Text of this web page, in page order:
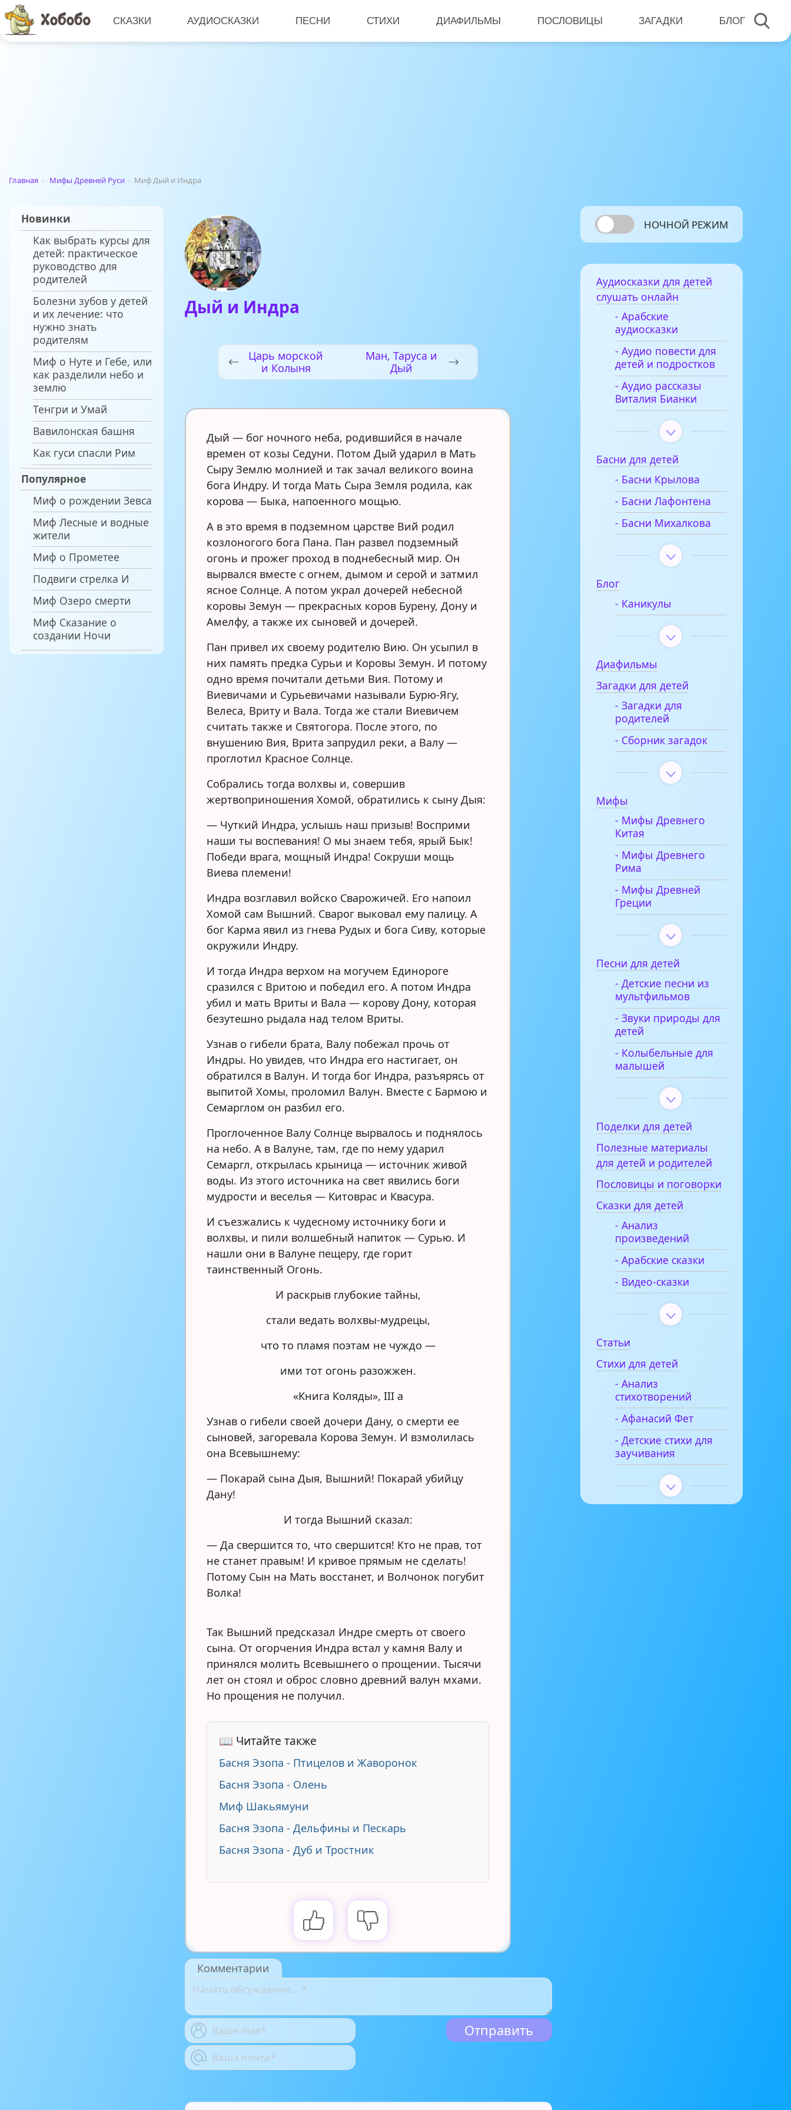
СКАЗКИ АУДИОСКАЗКИ ПЕСНИ СТИХИ ДИАФИЛЬМЫ ПОСЛОВИЦЫ ЗАГАДКИ БЛОГ
Главная › Мифы Древней Руси › Миф Дый и Индра
Новинки
Как выбрать курсы для
детей: практическое
руководство для
родителей
Болезни зубов у детей
и их лечение: что
нужно знать
родителям
Миф о Нуте и Гебе, или
как разделили небо и
землю
Тенгри и Умай
Вавилонская башня
Как гуси спасли Рим
Популярное
Миф о рождении Зевса
Миф Лесные и водные
жители
Миф о Прометее
Подвиги стрелка И
Миф Озеро смерти
Миф Сказание о
создании Ночи
Дый и Индра
Царь морской
и Колыня
Ман, Таруса и
Дый
Дый — бог ночного неба, родившийся в начале
времен от козы Седуни. Потом Дый ударил в Мать
Сыру Землю молнией и так зачал великого воина
бога Индру. И тогда Мать Сыра Земля родила, как
корова — Быка, напоенного мощью.
А в это время в подземном царстве Вий родил
козлоногого бога Пана. Пан развел подземный
огонь и прожег проход в поднебесный мир. Он
вырвался вместе с огнем, дымом и серой и затмил
ясное Солнце. А потом украл дочерей небесной
коровы Земун — прекрасных коров Бурену, Дону и
Амелфу, а также их сыновей и дочерей.
Пан привел их своему родителю Вию. Он усыпил в
них память предка Сурьи и Коровы Земун. И потому
одно время почитали детьми Вия. Потому и
Виевичами и Сурьевичами называли Бурю-Ягу,
Велеса, Вриту и Вала. Тогда же стали Виевичем
считать также и Святогора. После этого, по
внушению Вия, Врита запрудил реки, а Валу —
проглотил Красное Солнце.
Собрались тогда волхвы и, совершив
жертвоприношения Хомой, обратились к сыну Дыя:
— Чуткий Индра, услышь наш призыв! Восприми
наши ты воспевания! О мы знаем тебя, ярый Бык!
Победи врага, мощный Индра! Сокруши мощь
Виева племени!
Индра возглавил войско Сварожичей. Его напоил
Хомой сам Вышний. Сварог выковал ему палицу. А
бог Карма явил из гнева Рудых и бога Сиву, которые
окружили Индру.
И тогда Индра верхом на могучем Единороге
сразился с Вритою и победил его. А потом Индра
убил и мать Вриты и Вала — корову Дону, которая
безутешно рыдала над телом Вриты.
Узнав о гибели брата, Валу побежал прочь от
Индры. Но увидев, что Индра его настигает, он
обратился в Валун. И тогда бог Индра, разъярясь от
выпитой Хомы, проломил Валун. Вместе с Бармою и
Семарглом он разбил его.
Проглоченное Валу Солнце вырвалось и поднялось
на небо. А в Валуне, там, где по нему ударил
Семаргл, открылась крыница — источник живой
воды. Из этого источника на свет явились боги
мудрости и веселья — Китоврас и Квасура.
И съезжались к чудесному источнику боги и
волхвы, и пили волшебный напиток — Сурью. И
нашли они в Валуне пещеру, где горит
таинственный Огонь.
И раскрыв глубокие тайны,
стали ведать волхвы-мудрецы,
что то пламя поэтам не чуждо —
ими тот огонь разожжен.
«Книга Коляды», III а
Узнав о гибели своей дочери Дану, о смерти ее
сыновей, загоревала Корова Земун. И взмолилась
она Всевышнему:
— Покарай сына Дыя, Вышний! Покарай убийцу
Дану!
И тогда Вышний сказал:
— Да свершится то, что свершится! Кто не прав, тот
не станет правым! И кривое прямым не сделать!
Потому Сын на Мать восстанет, и Волчонок погубит
Волка!
Так Вышний предсказал Индре смерть от своего
сына. От огорчения Индра встал у камня Валу и
принялся молить Всевышнего о прощении. Тысячи
лет он стоял и оброс словно древний валун мхами.
Но прощения не получил.
📖 Читайте также
Басня Эзопа - Птицелов и Жаворонок
Басня Эзопа - Олень
Миф Шакьямуни
Басня Эзопа - Дельфины и Пескарь
Басня Эзопа - Дуб и Тростник
Комментарии
НОЧНОЙ РЕЖИМ
Аудиосказки для детей
слушать онлайн
- Арабские
аудиосказки
- Аудио повести для
детей и подростков
- Аудио рассказы
Виталия Бианки
Басни для детей
- Басни Крылова
- Басни Лафонтена
- Басни Михалкова
Блог
- Каникулы
Диафильмы
Загадки для детей
- Загадки для
родителей
- Сборник загадок
Мифы
- Мифы Древнего
Китая
- Мифы Древнего
Рима
- Мифы Древней
Греции
Песни для детей
- Детские песни из
мультфильмов
- Звуки природы для
детей
- Колыбельные для
малышей
Поделки для детей
Полезные материалы
для детей и родителей
Пословицы и поговорки
Сказки для детей
- Анализ
произведений
- Арабские сказки
- Видео-сказки
Статьи
Стихи для детей
- Анализ
стихотворений
- Афанасий Фет
- Детские стихи для
заучивания